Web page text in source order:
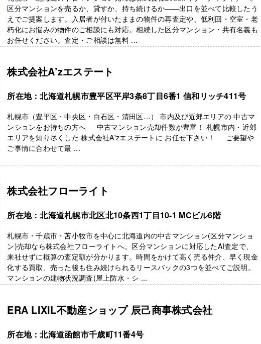
区分マンションを売るか、貸すか、持ち続けるか——出口を並べて比較したう
えでご提案します。入居者が付いたままの物件の再査定や、低利回・空室・老
朽化にお悩みの物件のご相談にも対応。相続した区分マンション・共有名義も
お任せください。査定・ご相談は無料 ...
株式会社A’zエステート
所在地：北海道札幌市豊平区平岸3条8丁目6番1 信和リッチ411号
札幌市（豊平区・中央区・白石区・清田区…） 市内及び近郊エリアの 中古マ
ンションをお持ちの方へ 中古マンション売却件数が豊富！ 札幌市内・近郊
エリアを知り尽くした 株式会社A'zエステートに お任せ下さい！ ご要望や
ご事情に合わせて最 ...
株式会社フローライト
所在地：北海道札幌市北区北10条西1丁目10-1 MCビル6階
札幌市・千歳市・苫小牧市を中心に北海道内の中古マンション(区分マンショ
ン)売却なら株式会社フローライトへ。区分マンションに対応したAI査定で、
来社せずに概算の査定額が分かります。時間をかけて高く売る仲介、早く現金
化する買取、売った後も住み続けられるリースバックの3つを並べてご説明。
マンションの建物状況調査(屋上防水・シ ...
ERA LIXIL不動産ショップ 辰己商事株式会社
所在地：北海道函館市千歳町11番4号